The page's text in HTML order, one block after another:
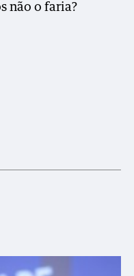
não o faria?